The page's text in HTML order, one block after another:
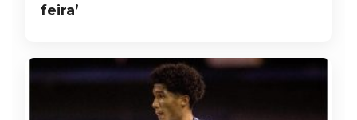
feira’